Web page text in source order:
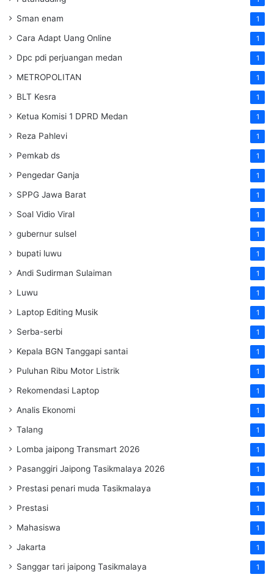
Sman enam 1
Cara Adapt Uang Online 1
Dpc pdi perjuangan medan 1
METROPOLITAN 1
BLT Kesra 1
Ketua Komisi 1 DPRD Medan 1
Reza Pahlevi 1
Pemkab ds 1
Pengedar Ganja 1
SPPG Jawa Barat 1
Soal Vidio Viral 1
gubernur sulsel 1
bupati luwu 1
Andi Sudirman Sulaiman 1
Luwu 1
Laptop Editing Musik 1
Serba-serbi 1
Kepala BGN Tanggapi santai 1
Puluhan Ribu Motor Listrik 1
Rekomendasi Laptop 1
Analis Ekonomi 1
Talang 1
Lomba jaipong Transmart 2026 1
Pasanggiri Jaipong Tasikmalaya 2026 1
Prestasi penari muda Tasikmalaya 1
Prestasi 1
Mahasiswa 1
Jakarta 1
Sanggar tari jaipong Tasikmalaya 1